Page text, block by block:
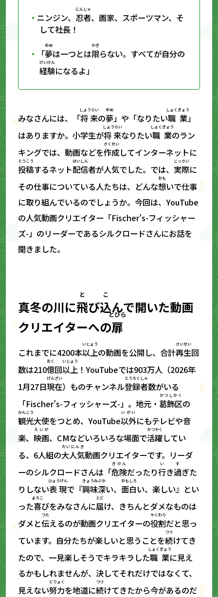
ニンジン、 忍者
にんじゃ
、画家、スポーツマン、そ
して社長！
「夢
ゆめ
は一つとは限
かぎ
らない。すべてが自分の
経験
けいけん
になるよ」
みなさんには、「将来
しょうらい
の夢
ゆめ
」や「なりたい職業
しょくぎょう
」
はありますか。小学生が将来
しょうらい
なりたい職業
しょくぎょう
のラン
キングでは、動画などを作成
さくせい
してインターネットに
投稿
とうこう
するネット配信
はいしん
者が人気でした。では、 実際
じっさい
に
その仕事についている人たちは、どんな想
おも
いで仕事
に取り組んでいるのでしょうか。今回は、YouTube
の人気動画クリエイター「Fischer’s-フィッシャー
ズ-」のリーダーであるシルクロードさんにお話を
聞きました。
真冬の川に飛
と
び込
こ
んで開いた動画
クリエイターへの扉
とびら
これまでに4200本以上
いじょう
の動画を公開し、合計再生
さいせい
回
数は210億
おく
回以上
いじょう
！YouTubeでは903万人（2026年
1月27日現在
げんざい
）ものチャンネル登録者
とうろくしゃ
数がいる
「Fischer’s-フィッシャーズ-」。地元・葛飾区
かつしかく
の
観光
かんこう
大使をつとめ、YouTube以外
いがい
にもテレビや音
楽、 映画
えいが
、CMなどいろいろな場面で活躍
かつやく
してい
る、6人組の大人気
だいにんき
動画クリエイターです。リーダ
ーのシルクロードさんは「危険
きけん
だったり行
い
き過
す
ぎた
りしない表現
ひょうげん
で『興味深
きょうみぶか
い、 面白
おもしろ
い、楽しい』とい
った喜
よろこ
びをみなさんに届
とど
け、きちんとダメなものは
ダメと伝
つた
えるのが動画クリエイターの役割
やくわり
だと思っ
ています。自分たちが楽しいと思うことを続
つづ
けてき
たので、一見楽しそうでキラキラした職業
しょくぎょう
に見え
るかもしれませんが、決してそれだけではなくて、
見えない努力
どりょく
を地道に続
つづ
けてきたから今があるのだ